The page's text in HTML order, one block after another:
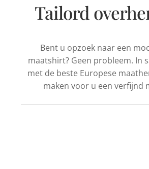
Tailord
Bent u opzoek naar een
maatshirt? Geen probleem. In
met de beste Europese
maken voor u een verfijnd